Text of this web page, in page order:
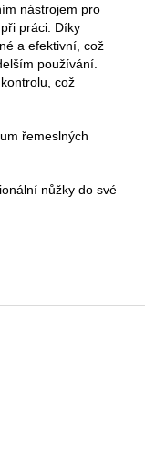
nástrojem pro
práci. Díky
a efektivní, což
používání.
což
řemeslných
nůžky do své